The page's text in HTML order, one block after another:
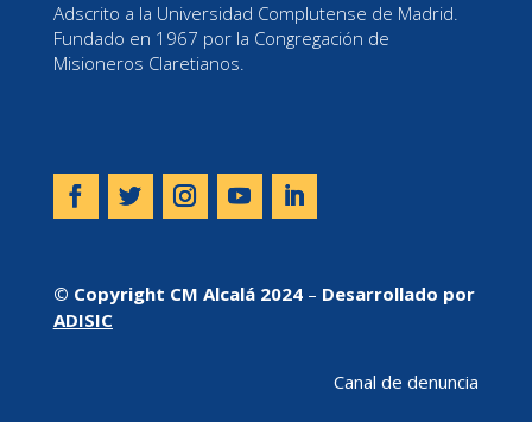
Adscrito a la Universidad Complutense de Madrid.
Fundado en 1967 por la Congregación de
Misioneros Claretianos.
© Copyright CM Alcalá 2024– Desarrollado por
ADISIC
Canal de denuncia